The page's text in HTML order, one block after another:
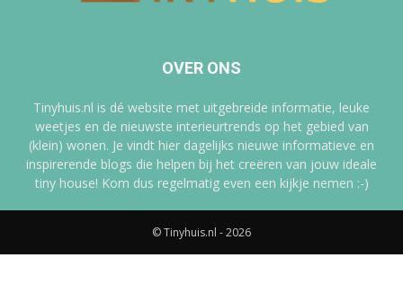
OVER ONS
Tinyhuis.nl is dé website met uitgebreide informatie, leuke
weetjes en de nieuwste interieurtrends op het gebied van
(klein) wonen. Je vindt hier dagelijks nieuwe informatieve en
inspirerende blogs die helpen bij het creëren van jouw ideale
tiny house! Kom dus regelmatig even een kijkje nemen :-)
© Tinyhuis.nl - 2026